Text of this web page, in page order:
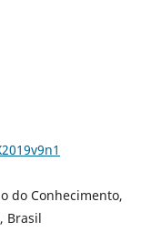
do Conhecimento,
Brasil